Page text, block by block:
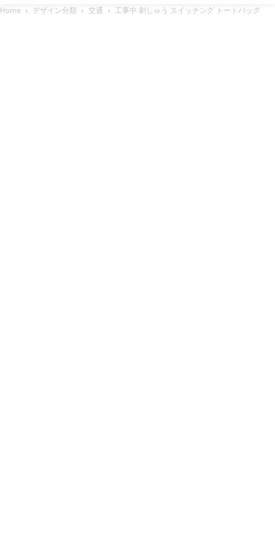
Home デザイン分類 交通 工事中 刺しゅう スイッチング トートバッグ